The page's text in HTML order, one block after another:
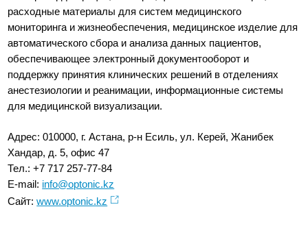
расходные материалы для систем медицинского
мониторинга и жизнеобеспечения, медицинское изделие для
автоматического сбора и анализа данных пациентов,
обеспечивающее электронный документооборот и
поддержку принятия клинических решений в отделениях
анестезиологии и реанимации, информационные системы
для медицинской визуализации.
Адрес: 010000, г. Астана, р-н Есиль, ул. Керей, Жанибек
Хандар, д. 5, офис 47
Тел.: +7 717 257-77-84
E-mail: info@optonic.kz
Сайт:www.optonic.kz